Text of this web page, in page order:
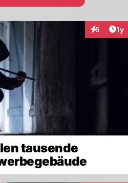
5 1y
tausende